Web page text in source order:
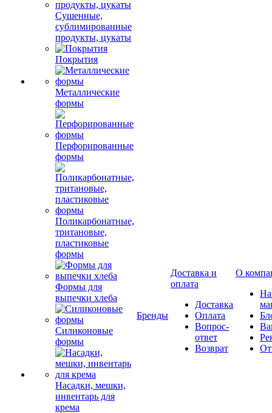
Сушенные,
сублимированные
продукты, цукаты
Покрытия
Металлические
формы
Перфорированные
формы
Поликарбонатные,
тритановые,
пластиковые
формы
Формы для
выпечки хлеба
Силиконовые
формы
Насадки, мешки,
инвентарь для
крема
Бренды
Доставка и
оплата
Доставка
Оплата
Вопрос-
ответ
Возврат
О